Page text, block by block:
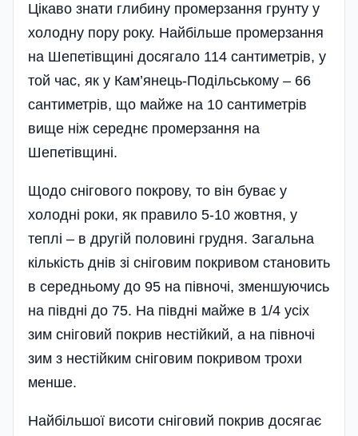
Цікаво знати глибину промерзання грунту у
холодну пору року. Найбільше промерзання
на Шепетівщині досягало 114 сантиметрів, у
той час, як у Кам’янець-Подільському – 66
сантиметрів, що майже на 10 сантиметрів
вище ніж середнє промерзання на
Шепетівщині.
Щодо снігового покрову, то він буває у
холодні роки, як правило 5-10 жовтня, у
теплі – в другій половині грудня. Загальна
кількість днів зі сніговим покривом становить
в середньому до 95 на півночі, зменшуючись
на пів­дні до 75. На півдні майже в 1/4 усіх
зим сніговий покрив нестійкий, а на півночі
зим з нестійким сніговим покривом трохи
менше.
Найбільшої висоти сніговий покрив досягає